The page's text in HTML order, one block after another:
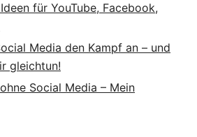
für YouTube, Facebook,
Media den Kampf an – und
gleichtun!
Social Media – Mein